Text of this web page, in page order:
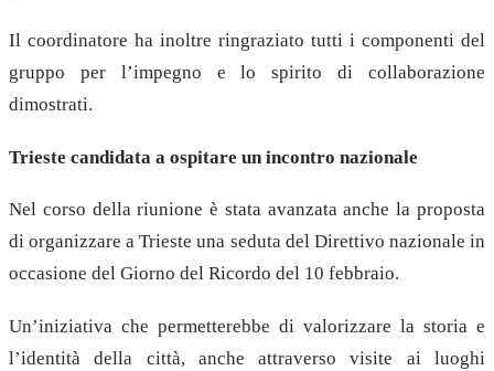
Il coordinatore ha inoltre ringraziato tutti i componenti del
gruppo per l’impegno e lo spirito di collaborazione
dimostrati.
Trieste candidata a ospitare un incontro nazionale
Nel corso della riunione è stata avanzata anche la proposta
di organizzare a Trieste una seduta del Direttivo nazionale in
occasione del Giorno del Ricordo del 10 febbraio.
Un’iniziativa che permetterebbe di valorizzare la storia e
l’identità della città, anche attraverso visite ai luoghi